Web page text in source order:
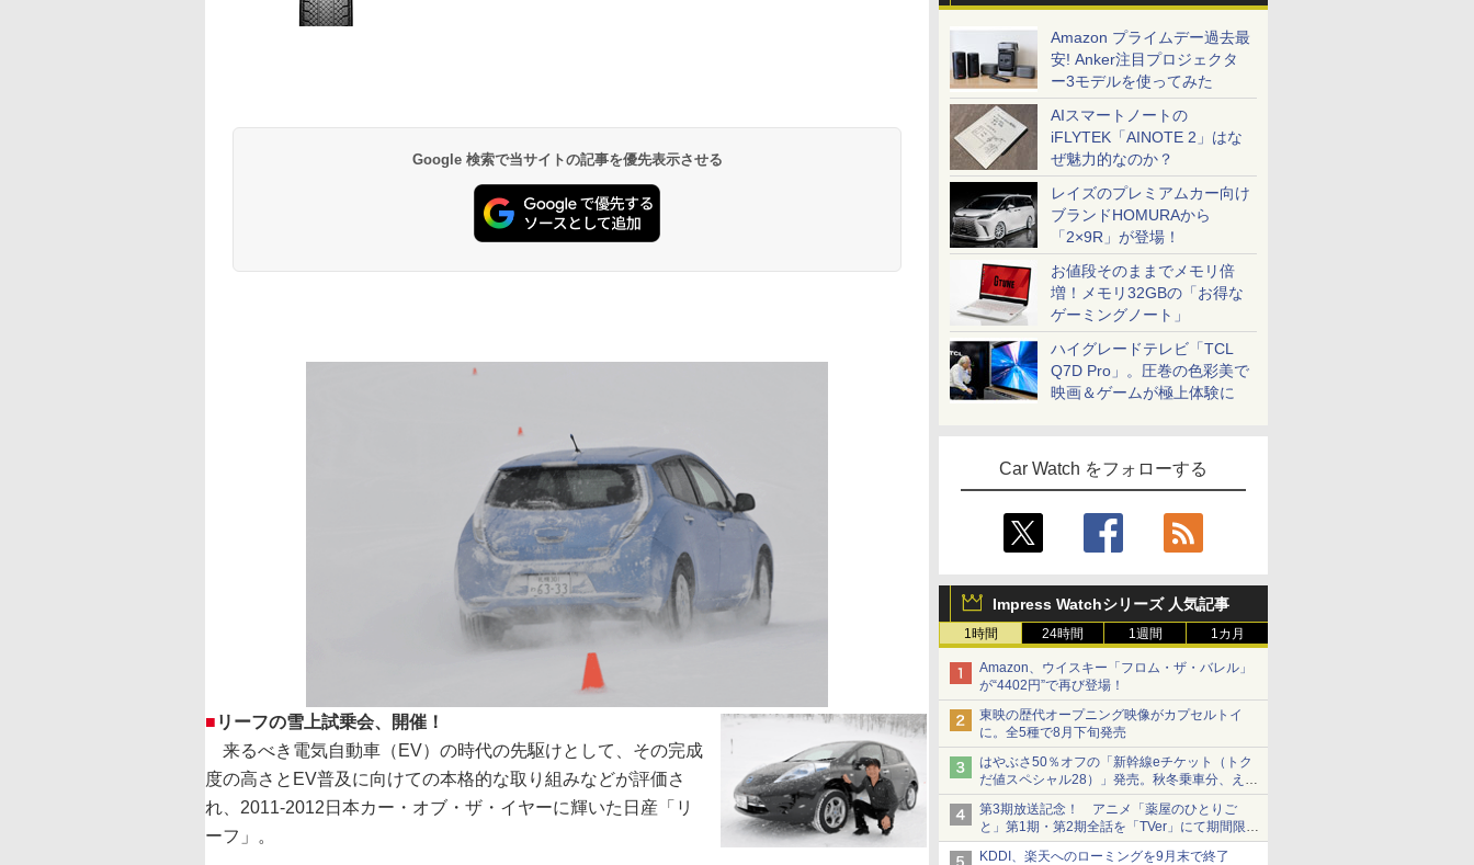
Amazon プライムデー過去最
安! Anker注目プロジェクタ
ー3モデルを使ってみた
AIスマートノートの
iFLYTEK「AINOTE 2」はな
ぜ魅力的なのか？
レイズのプレミアムカー向け
ブランドHOMURAから
「2×9R」が登場！
お値段そのままでメモリ倍
増！メモリ32GBの「お得な
ゲーミングノート」
ハイグレードテレビ「TCL
Q7D Pro」。圧巻の色彩美で
映画＆ゲームが極上体験に
Car Watch をフォローする
Impress Watchシリーズ 人気記事
1時間 24時間 1週間 1カ月
Amazon、ウイスキー「フロム・ザ・バレル」
が“4402円”で再び登場！
東映の歴代オープニング映像がカプセルトイ
に。全5種で8月下旬発売
はやぶさ50％オフの「新幹線eチケット（トク
だ値スペシャル28）」発売。秋冬乗車分、えき
ねっと限定
第3期放送記念！ アニメ「薬屋のひとりご
と」第1期・第2期全話を「TVer」にて期間限定
で順次無料配信開始
KDDI、楽天へのローミングを9月末で終了
Google 検索で当サイトの記事を優先表示させる
■ リーフの雪上試乗会、開催！
来るべき電気自動車（EV）の時代の先駆けとして、その完成
度の高さとEV普及に向けての本格的な取り組みなどが評価さ
れ、2011-2012日本カー・オブ・ザ・イヤーに輝いた日産「リ
ーフ」。